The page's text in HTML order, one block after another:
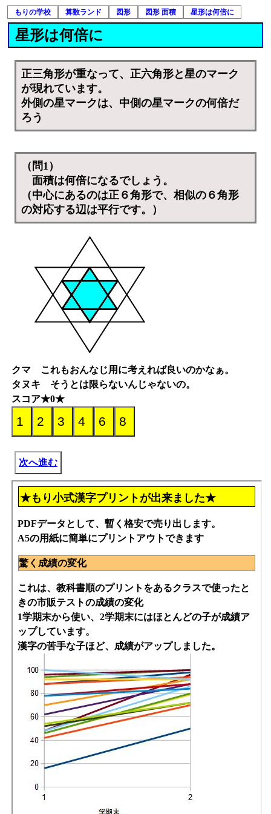
もりの学校 算数ランド 図形 図形 面積 星形は何倍に
星形は何倍に
正三角形が重なって、正六角形と星のマーク
が現れています。
外側の星マークは、中側の星マークの何倍だ
ろう
（問1）
面積は何倍になるでしょう。
（中心にあるのは正６角形で、相似の６角形
の対応する辺は平行です。）
クマ これもおんなじ用に考えれば良いのかなぁ。
タヌキ そうとは限らないんじゃないの。
スコア★0★
次へ進む